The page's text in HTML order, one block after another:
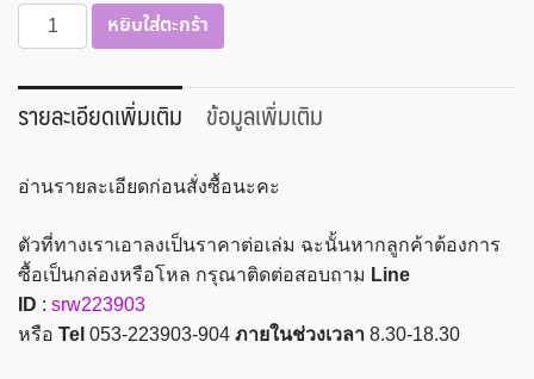
จำนวน
ใบ
จ่าย
100แผ่น
13×19
ซม.
#938
ไม่มี
คาร์บอน
หยิบใส่ตะกร้า
รายละเอียดเพิ่มเติม ข้อมูลเพิ่มเติม
อ่านรายละเอียดก่อนสั่งซื้อนะคะ
ตัวที่ทางเราเอาลงเป็นราคาต่อเล่ม ฉะนั้นหากลูกค้าต้องการ
ซื้อเป็นกล่องหรือโหล กรุณาติดต่อสอบถาม Line
ID : srw223903
หรือ Tel 053-223903-904 ภายในช่วงเวลา 8.30-18.30